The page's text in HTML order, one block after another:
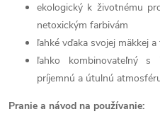
ekologický k životnému
netoxickým farbivám
ľahké vďaka svojej mäkkej
ľahko kombinovateľný
príjemnú a útulnú
Pranie a návod na používanie: